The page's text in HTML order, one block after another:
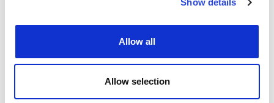
Show details
Allow all
Allow selection